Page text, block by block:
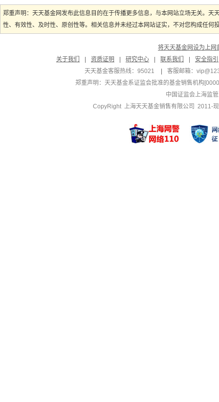
郑重声明：天天基金网发布此信息目的在于传播更多信息，与本网站立场无关。
性、有效性、及时性、原创性等。相关信息并未经过本网站证实，不对您构成任
将天天基金网设为上网
关于我们
资质证明 研究中心 联系我们
安全指引
天天基金客服热线：95021
客服邮箱：
郑重声明： 天天基金系证监会批准的基金销售机构
中国证监会上海监
CopyRight 上海天天基金销售有限公司 2011-